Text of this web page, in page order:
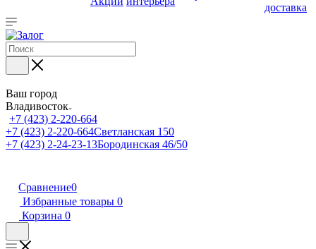
доставка
Ваш город
Владивосток
+7 (423) 2-220-664
+7 (423) 2-220-664Светланская 150
+7 (423) 2-24-23-13Бородинская 46/50
Сравнение0
Избранные товары 0
Корзина 0